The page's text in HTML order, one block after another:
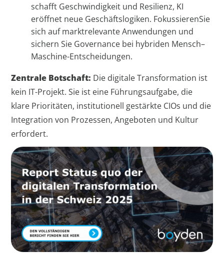
schafft Geschwindigkeit und Resilienz, KI
eröffnet neue Geschäftslogiken. FokussierenSie
sich auf marktrelevante Anwendungen und
sichern Sie Governance bei hybriden Mensch–
Maschine-Entscheidungen.
Zentrale Botschaft: Die digitale Transformation ist
kein IT-Projekt. Sie ist eine Führungsaufgabe, die
klare Prioritäten, institutionell gestärkte CIOs und die
Integration von Prozessen, Angeboten und Kultur
erfordert.